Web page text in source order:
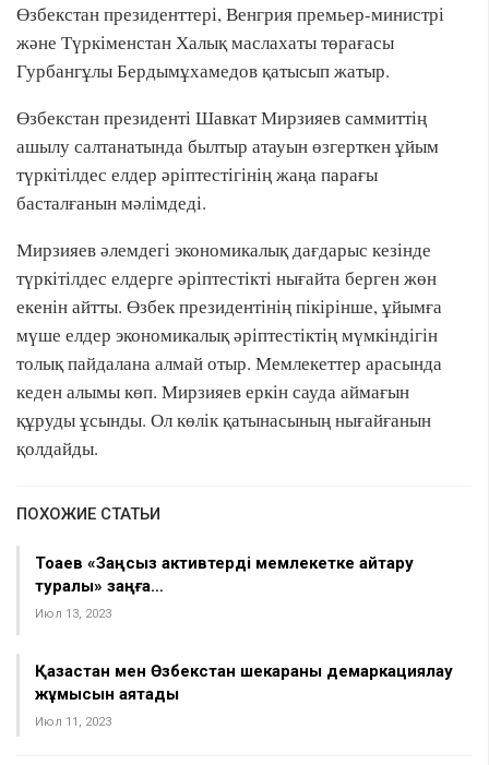
Өзбекстан президенттері, Венгрия премьер-министрі
және Түркіменстан Халық маслахаты төрағасы
Гурбангұлы Бердымұхамедов қатысып жатыр.
Өзбекстан президенті Шавкат Мирзияев саммиттің
ашылу салтанатында былтыр атауын өзгерткен ұйым
түркітілдес елдер әріптестігінің жаңа парағы
басталғанын мәлімдеді.
Мирзияев әлемдегі экономикалық дағдарыс кезінде
түркітілдес елдерге әріптестікті нығайта берген жөн
екенін айтты. Өзбек президентінің пікірінше, ұйымға
мүше елдер экономикалық әріптестіктің мүмкіндігін
толық пайдалана алмай отыр. Мемлекеттер арасында
кеден алымы көп. Мирзияев еркін сауда аймағын
құруды ұсынды. Ол көлік қатынасының нығайғанын
қолдайды.
ПОХОЖИЕ СТАТЬИ
Тоқаев «Заңсыз активтерді мемлекетке қайтару
туралы» заңға…
Июл 13, 2023
Қазақстан мен Өзбекстан шекараны демаркациялау
жұмысын аяқтады
Июл 11, 2023